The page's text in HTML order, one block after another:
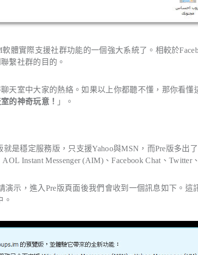
體實際支援社群功能的一個強大系統了。相較於
繫社群的目的。
天室中大家的熱絡。如果以上你都聽不懂，那你看懂
的神奇玩意！ 」。
就是穩定服務版，只支援Yahoo與MSN，而Pre版多出
Instant Messenger (AIM)、Facebook Chat、Twitter
演示，進入Pre版頁面後我們會收到一個訊息如下。這
。